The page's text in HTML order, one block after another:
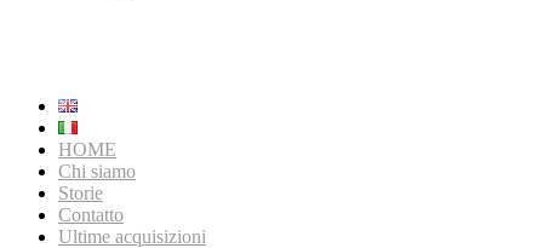
HOME
Chi siamo
Storie
Contatto
Ultime acquisizioni